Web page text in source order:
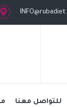
للتواصل معنا